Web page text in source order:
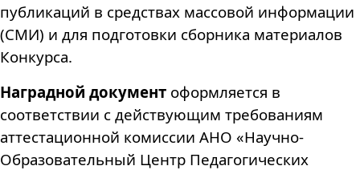
публикаций в средствах массовой информации
(СМИ) и для подготовки сборника материалов
Конкурса.
Наградной документ оформляется в
соответствии с действующим требованиям
аттестационной комиссии АНО «Научно-
Образовательный Центр Педагогических